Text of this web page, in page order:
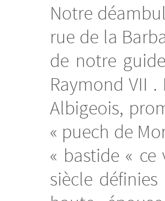
Notre
rue de la
de notre
Raymond VII
Albigeois,
« puech de
« bastide «
siècle